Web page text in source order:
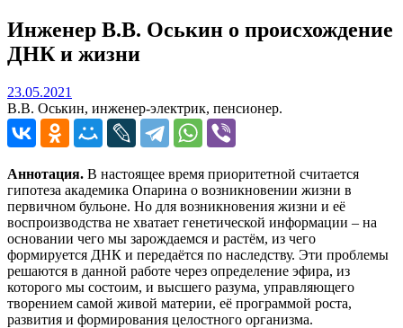
Инженер В.В. Оськин о происхождение
ДНК и жизни
23.05.2021
В.В. Оськин, инженер-электрик, пенсионер.
Аннотация. В настоящее время приоритетной считается
гипотеза академика Опарина о возникновении жизни в
первичном бульоне. Но для возникновения жизни и её
воспроизводства не хватает генетической информации – на
основании чего мы зарождаемся и растём, из чего
формируется ДНК и передаётся по наследству. Эти проблемы
решаются в данной работе через определение эфира, из
которого мы состоим, и высшего разума, управляющего
творением самой живой материи, её программой роста,
развития и формирования целостного организма.